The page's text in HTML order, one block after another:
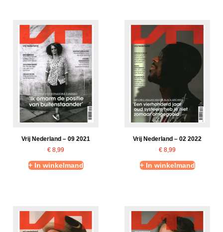
Vrij Nederland – 09 2021
€ 8,99
+ In winkelmand
Vrij Nederland – 02 2022
€ 8,99
+ In winkelmand